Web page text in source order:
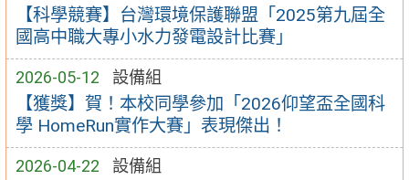
【科學競賽】台灣環境保護聯盟「2025第九屆全
國高中職大專小水力發電設計比賽」
2026-05-12 設備組
【獲獎】賀！本校同學參加「2026仰望盃全國科
學 HomeRun實作大賽」表現傑出！
2026-04-22 設備組